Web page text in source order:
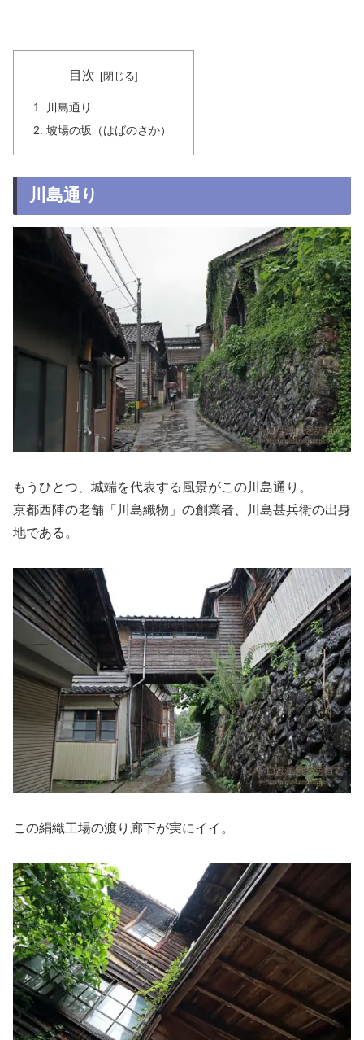
目次
川島通り
坡場の坂（はばのさか）
川島通り
もうひとつ、城端を代表する風景がこの川島通り。
京都西陣の老舗「川島織物」の創業者、川島甚兵衛の出身
地である。
この絹織工場の渡り廊下が実にイイ。